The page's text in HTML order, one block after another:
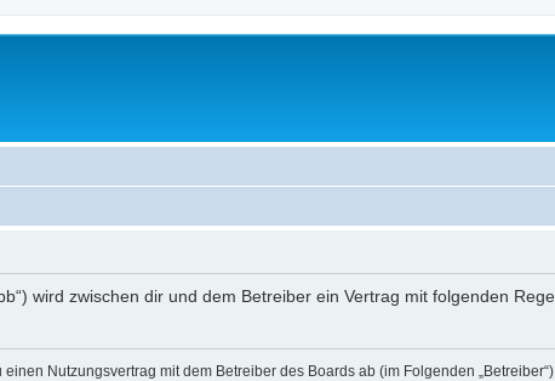
wird zwischen dir und dem Betreiber ein Vertrag mit folgenden
einen Nutzungsvertrag mit dem Betreiber des Boards ab (im Folgenden